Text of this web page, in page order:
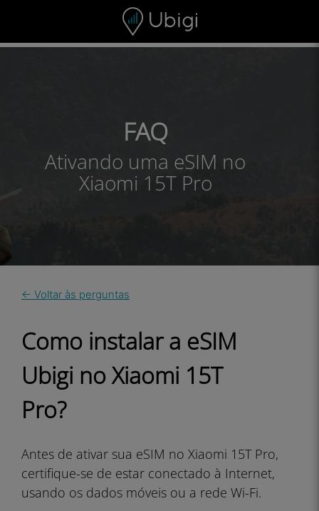
Barra de navegação
FAQ
Ativando uma eSIM no
Xiaomi 15T Pro
← Voltar às perguntas
Como instalar a eSIM
Ubigi no Xiaomi 15T
Pro?
Antes de ativar sua eSIM no Xiaomi 15T Pro,
certifique-se de estar conectado à Internet,
usando os dados móveis ou a rede Wi-Fi.